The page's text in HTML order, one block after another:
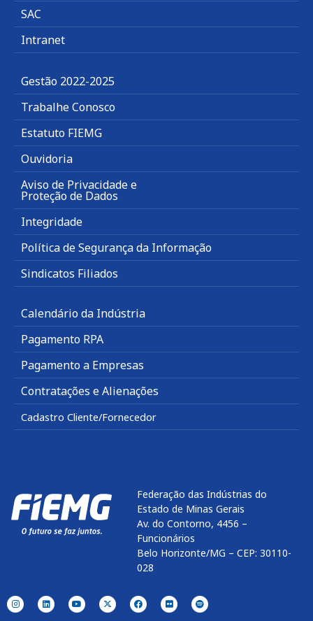
SAC
Intranet
Gestão 2022-2025
Trabalhe Conosco
Estatuto FIEMG
Ouvidoria
Aviso de Privacidade e
Proteção de Dados
Integridade
Política de Segurança da Informação
Sindicatos Filiados
Calendário da Indústria
Pagamento RPA
Pagamento a Empresas
Contratações e Alienações
Cadastro Cliente/Fornecedor
Federação das Indústrias do
Estado de Minas Gerais
Av. do Contorno, 4456 –
Funcionários
Belo Horizonte/MG – CEP: 30110-
028